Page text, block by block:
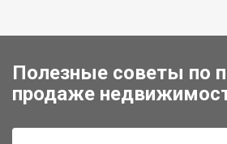
Полезные советы по
продаже